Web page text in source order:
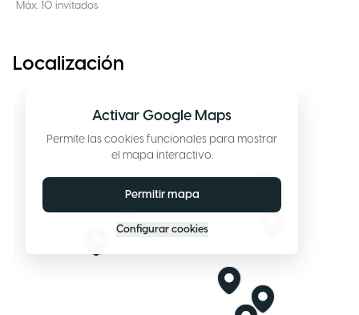
Máx. 10 invitados
Localización
Activar Google Maps
Permite las cookies funcionales para mostrar
el mapa interactivo.
Permitir mapa
Configurar cookies